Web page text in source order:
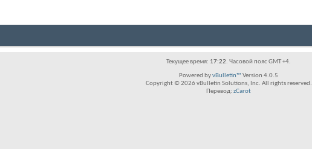
Текущее время: 17:22. Часовой пояс GMT +4.
Powered byvBulletin™ Version 4.0.5
Copyright © 2026 vBulletin Solutions, Inc. All rights reserved.
Перевод: zCarot